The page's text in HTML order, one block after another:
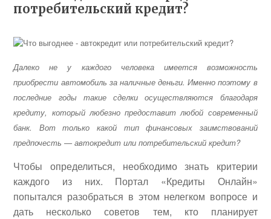
потребительский кредит?
Далеко не у каждого человека имеется возможность
приобрести автомобиль за наличные деньги. Именно поэтому в
последние годы такие сделки осуществляются благодаря
кредиту, который любезно предоставит любой современный
банк. Вот только какой тип финансовых заимствований
предпочесть — автокредит или потребительский кредит?
Чтобы определиться, необходимо знать критерии
каждого из них. Портал «Кредиты Онлайн»
попытался разобраться в этом нелегком вопросе и
дать несколько советов тем, кто планирует